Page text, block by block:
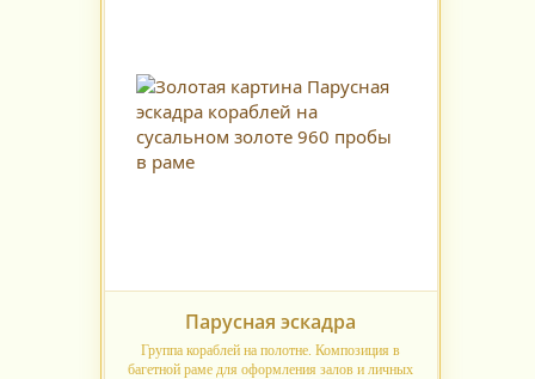
Парусная эскадра
Группа кораблей на полотне. Композиция в
багетной раме для оформления залов и личных